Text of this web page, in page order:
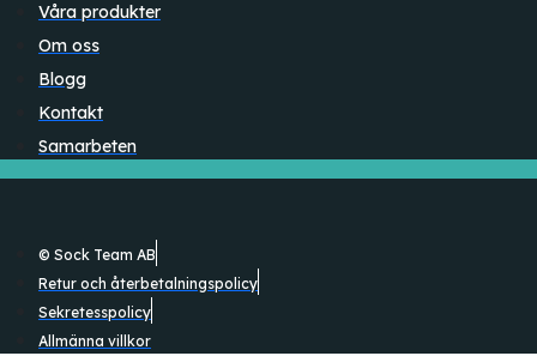
Våra produkter
Om oss
Blogg
Kontakt
Samarbeten
© Sock Team AB
Retur och återbetalningspolicy
Sekretesspolicy
Allmänna villkor